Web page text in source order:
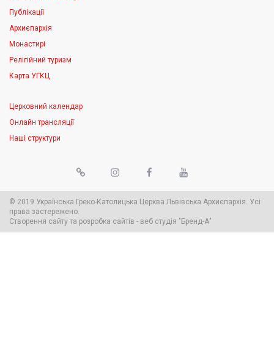
Публікації
Архиєпархія
Монастирі
Релігійний туризм
Карта УГКЦ
Церковний календар
Онлайн трансляції
Наші структури
© 2019 Українська Греко-Католицька Церква Львівська Архиєпархія. Усі
права застережено.
Створення сайту та розробка сайтів - веб студія "Бренд-А"